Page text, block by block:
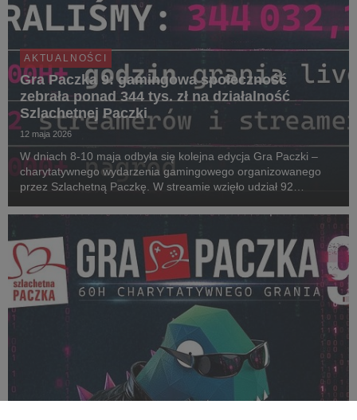
AKTUALNOŚCI
Gra Paczka 9: gamingowa społeczność
zebrała ponad 344 tys. zł na działalność
Szlachetnej Paczki
12 maja 2026
W dniach 8-10 maja odbyła się kolejna edycja Gra Paczki –
charytatywnego wydarzenia gamingowego organizowanego
przez Szlachetną Paczkę. W streamie wzięło udział 92
Noble Cup zwyciężył Enno, który wraz ze swoją ...